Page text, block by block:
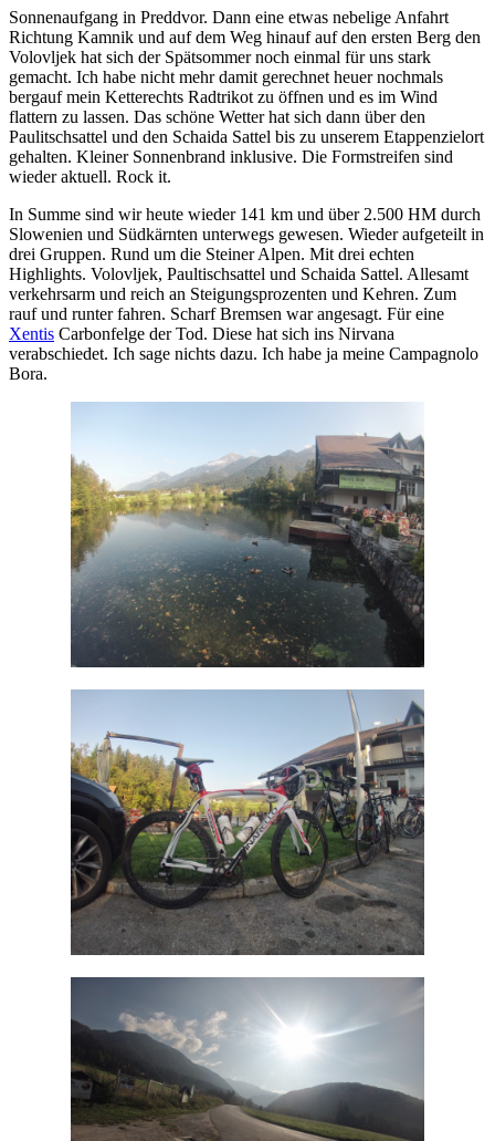
Sonnenaufgang in Preddvor. Dann eine etwas nebelige Anfahrt
Richtung Kamnik und auf dem Weg hinauf auf den ersten Berg den
Volovljek hat sich der Spätsommer noch einmal für uns stark
gemacht. Ich habe nicht mehr damit gerechnet heuer nochmals
bergauf mein Ketterechts Radtrikot zu öffnen und es im Wind
flattern zu lassen. Das schöne Wetter hat sich dann über den
Paulitschsattel und den Schaida Sattel bis zu unserem Etappenzielort
gehalten. Kleiner Sonnenbrand inklusive. Die Formstreifen sind
wieder aktuell. Rock it.
In Summe sind wir heute wieder 141 km und über 2.500 HM durch
Slowenien und Südkärnten unterwegs gewesen. Wieder aufgeteilt in
drei Gruppen. Rund um die Steiner Alpen. Mit drei echten
Highlights. Volovljek, Paultischsattel und Schaida Sattel. Allesamt
verkehrsarm und reich an Steigungsprozenten und Kehren. Zum
rauf und runter fahren. Scharf Bremsen war angesagt. Für eine
Xentis Carbonfelge der Tod. Diese hat sich ins Nirvana
verabschiedet. Ich sage nichts dazu. Ich habe ja meine Campagnolo
Bora.